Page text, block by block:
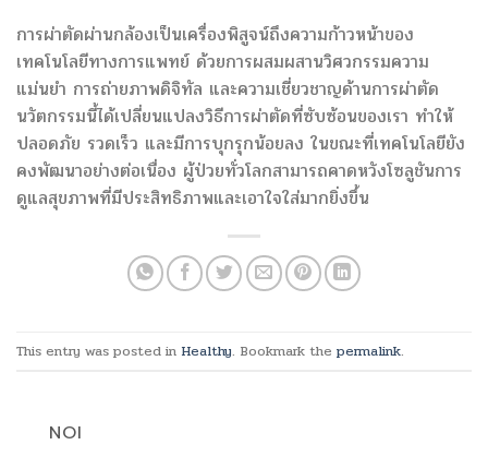
การผ่าตัดผ่านกล้องเป็นเครื่องพิสูจน์ถึงความก้าวหน้าของ
เทคโนโลยีทางการแพทย์ ด้วยการผสมผสานวิศวกรรมความ
แม่นยำ การถ่ายภาพดิจิทัล และความเชี่ยวชาญด้านการผ่าตัด
นวัตกรรมนี้ได้เปลี่ยนแปลงวิธีการผ่าตัดที่ซับซ้อนของเรา ทำให้
ปลอดภัย รวดเร็ว และมีการบุกรุกน้อยลง ในขณะที่เทคโนโลยียัง
คงพัฒนาอย่างต่อเนื่อง ผู้ป่วยทั่วโลกสามารถคาดหวังโซลูชันการ
ดูแลสุขภาพที่มีประสิทธิภาพและเอาใจใส่มากยิ่งขึ้น
This entry was posted in Healthy. Bookmark the permalink.
NOI